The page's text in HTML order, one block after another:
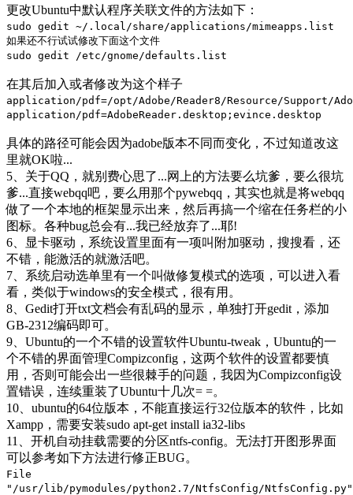
更改Ubuntu中默认程序关联文件的方法如下：
sudo gedit ~/.local/share/applications/mimeapps.list
如果还不行试试修改下面这个文件
sudo gedit /etc/gnome/defaults.list
在其后加入或者修改为这个样子
application/pdf=/opt/Adobe/Reader8/Resource/Support/
application/pdf=AdobeReader.desktop;evince.desktop
具体的路径可能会因为adobe版本不同而变化，不过知道改这
里就OK啦...
5、关于QQ，就别费心思了...网上的方法要么坑爹，要么很坑
爹...直接webqq吧，要么用那个pywebqq，其实也就是将webqq
做了一个本地的框架显示出来，然后再搞一个缩在任务栏的小
图标。各种bug总会有...我已经放弃了...耶!
6、显卡驱动，系统设置里面有一项叫附加驱动，搜搜看，还
不错，能激活的就激活吧。
7、系统启动选单里有一个叫做修复模式的选项，可以进入看
看，类似于windows的安全模式，很有用。
8、Gedit打开txt文档会有乱码的显示，单独打开gedit，添加
GB-2312编码即可。
9、Ubuntu的一个不错的设置软件Ubuntu-tweak，Ubuntu的一
个不错的界面管理Compizconfig，这两个软件的设置都要慎
用，否则可能会出一些很棘手的问题，我因为Compizconfig设
置错误，连续重装了Ubuntu十几次= =。
10、ubuntu的64位版本，不能直接运行32位版本的软件，比如
Xampp，需要安装sudo apt-get install ia32-libs
11、开机自动挂载需要的分区ntfs-config。无法打开图形界面
可以参考如下方法进行修正BUG。
File
"/usr/lib/pymodules/python2.7/NtfsConfig/